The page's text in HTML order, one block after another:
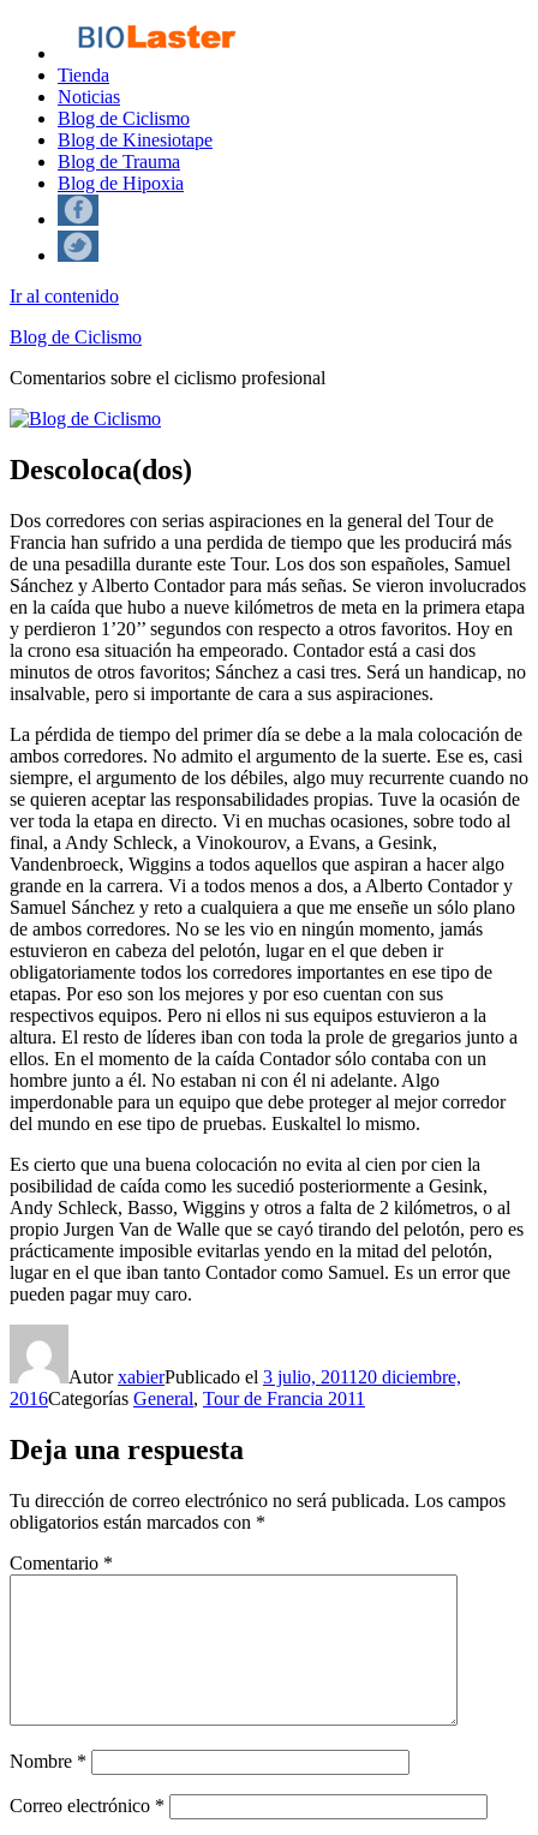
Tienda
Noticias
Blog de Ciclismo
Blog de Kinesiotape
Blog de Trauma
Blog de Hipoxia
Ir al contenido
Blog de Ciclismo
Comentarios sobre el ciclismo profesional
Descoloca(dos)
Dos corredores con serias aspiraciones en la general del Tour de
Francia han sufrido a una perdida de tiempo que les producirá más
de una pesadilla durante este Tour. Los dos son españoles, Samuel
Sánchez y Alberto Contador para más señas. Se vieron involucrados
en la caída que hubo a nueve kilómetros de meta en la primera etapa
y perdieron 1’20’’ segundos con respecto a otros favoritos. Hoy en
la crono esa situación ha empeorado. Contador está a casi dos
minutos de otros favoritos; Sánchez a casi tres. Será un handicap, no
insalvable, pero si importante de cara a sus aspiraciones.
La pérdida de tiempo del primer día se debe a la mala colocación de
ambos corredores. No admito el argumento de la suerte. Ese es, casi
siempre, el argumento de los débiles, algo muy recurrente cuando no
se quieren aceptar las responsabilidades propias. Tuve la ocasión de
ver toda la etapa en directo. Vi en muchas ocasiones, sobre todo al
final, a Andy Schleck, a Vinokourov, a Evans, a Gesink,
Vandenbroeck, Wiggins a todos aquellos que aspiran a hacer algo
grande en la carrera. Vi a todos menos a dos, a Alberto Contador y
Samuel Sánchez y reto a cualquiera a que me enseñe un sólo plano
de ambos corredores. No se les vio en ningún momento, jamás
estuvieron en cabeza del pelotón, lugar en el que deben ir
obligatoriamente todos los corredores importantes en ese tipo de
etapas. Por eso son los mejores y por eso cuentan con sus
respectivos equipos. Pero ni ellos ni sus equipos estuvieron a la
altura. El resto de líderes iban con toda la prole de gregarios junto a
ellos. En el momento de la caída Contador sólo contaba con un
hombre junto a él. No estaban ni con él ni adelante. Algo
imperdonable para un equipo que debe proteger al mejor corredor
del mundo en ese tipo de pruebas. Euskaltel lo mismo.
Es cierto que una buena colocación no evita al cien por cien la
posibilidad de caída como les sucedió posteriormente a Gesink,
Andy Schleck, Basso, Wiggins y otros a falta de 2 kilómetros, o al
propio Jurgen Van de Walle que se cayó tirando del pelotón, pero es
prácticamente imposible evitarlas yendo en la mitad del pelotón,
lugar en el que iban tanto Contador como Samuel. Es un error que
pueden pagar muy caro.
AutorxabierPublicado el 3 julio, 2011 20 diciembre,
2016Categorías General, Tour de Francia 2011
Deja una respuesta
Tu dirección de correo electrónico no será publicada. Los campos
obligatorios están marcados con *
Comentario *
Nombre *
Correo electrónico *